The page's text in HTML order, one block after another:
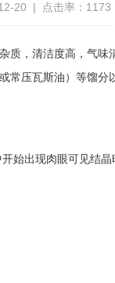
20 | 点击率：1173
，清洁度高，气
压瓦斯油）等馏分
始出现肉眼可见结晶